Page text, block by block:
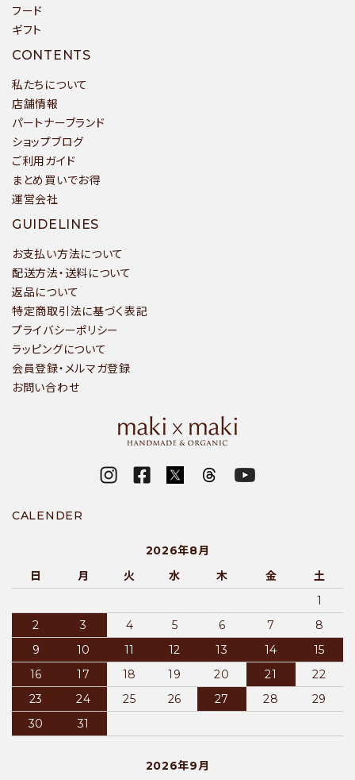
フード
ギフト
CONTENTS
私たちについて
店舗情報
パートナーブランド
ショップブログ
ご利用ガイド
まとめ買いでお得
運営会社
GUIDELINES
お支払い方法について
配送方法・送料について
返品について
特定商取引法に基づく表記
プライバシーポリシー
ラッピングについて
会員登録・メルマガ登録
お問い合わせ
CALENDER
2026年8月
日
月 火 水 木 金
土
1
2
3 4 5 6 7
8
9
10 11 12 13 14
15
16
17 18 19 20 21
22
23
24 25 26 27 28
29
30
31
2026年9月